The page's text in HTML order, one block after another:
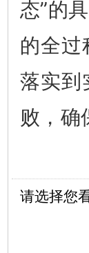
态”的
的全
落实到
败，确
请选择您